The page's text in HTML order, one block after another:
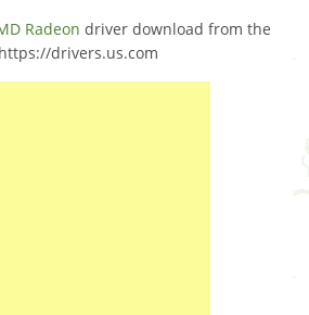
Radeon driver download from the
drivers.us.com